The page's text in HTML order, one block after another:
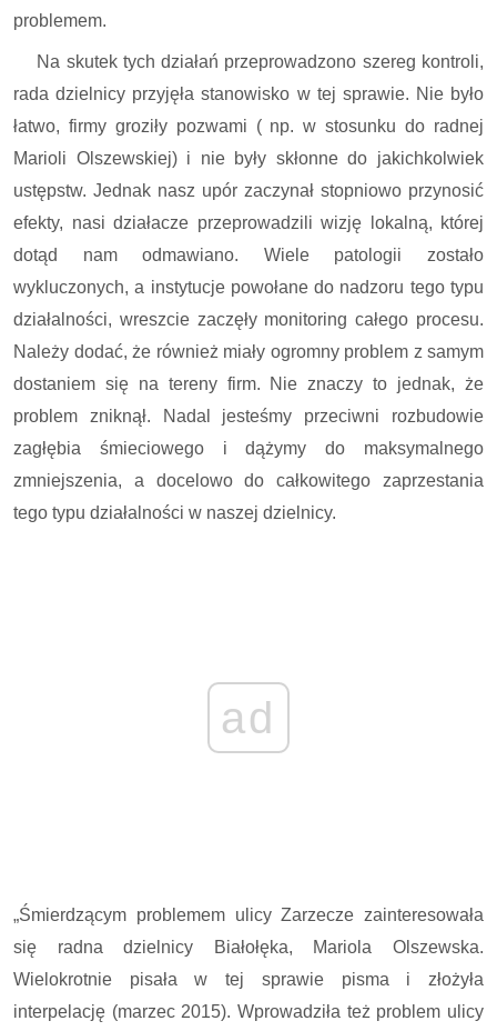
problemem.
Na skutek tych działań przeprowadzono szereg kontroli,
rada dzielnicy przyjęła stanowisko w tej sprawie. Nie było
łatwo, firmy groziły pozwami ( np. w stosunku do radnej
Marioli Olszewskiej) i nie były skłonne do jakichkolwiek
ustępstw. Jednak nasz upór zaczynał stopniowo przynosić
efekty, nasi działacze przeprowadzili wizję lokalną, której
dotąd nam odmawiano. Wiele patologii zostało
wykluczonych, a instytucje powołane do nadzoru tego typu
działalności, wreszcie zaczęły monitoring całego procesu.
Należy dodać, że również miały ogromny problem z samym
dostaniem się na tereny firm. Nie znaczy to jednak, że
problem zniknął. Nadal jesteśmy przeciwni rozbudowie
zagłębia śmieciowego i dążymy do maksymalnego
zmniejszenia, a docelowo do całkowitego zaprzestania
tego typu działalności w naszej dzielnicy.
ad
„Śmierdzącym problemem ulicy Zarzecze zainteresowała
się radna dzielnicy Białołęka, Mariola Olszewska.
Wielokrotnie pisała w tej sprawie pisma i złożyła
interpelację (marzec 2015). Wprowadziła też problem ulicy